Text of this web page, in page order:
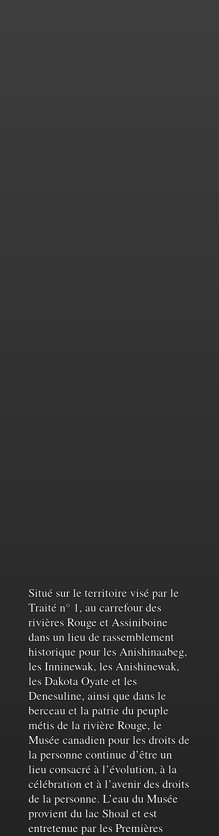
Reconnaissance
du
territoire
et
de
l'eau
Situé sur le territoire visé par le
Traité n° 1, au carrefour des
rivières Rouge et Assiniboine
dans un lieu de rassemblement
historique pour les Anishinaabeg,
les Inninewak, les Anishinewak,
les Dakota Oyate et les
Denesuline, ainsi que dans le
berceau et la patrie du peuple
métis de la rivière Rouge, le
Musée canadien pour les droits de
la personne continue d’être un
lieu consacré à l’évolution, à la
célébration et à l’avenir des droits
de la personne. L’eau du Musée
provient du lac Shoal et est
entretenue par les Premières